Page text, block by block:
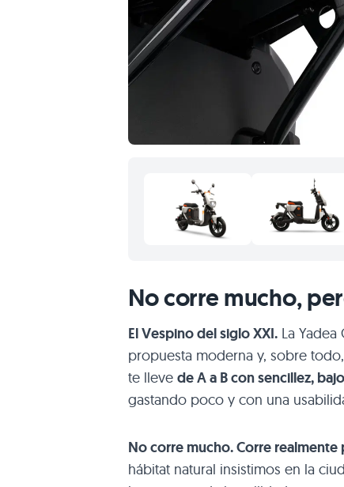
No corre mucho,
El Vespino del siglo XXI. La
propuesta moderna y, sobre
te lleve de A a B con sencillez,
gastando poco y con una
No corre mucho. Corre realmente
hábitat natural insistimos en la